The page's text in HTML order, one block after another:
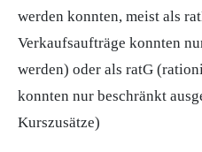
werden konnten, meist als
Verkaufsaufträge konnten
werden) oder als ratG
konnten nur beschränkt
Kurszusätze)